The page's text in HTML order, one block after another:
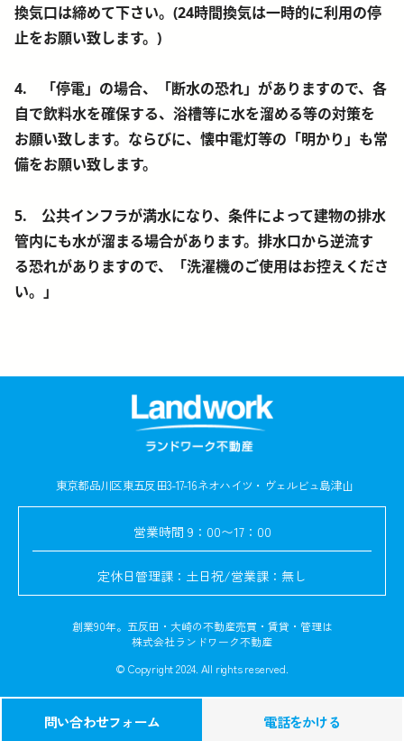
換気口は締めて下さい。(24時間換気は一時的に利用の停
止をお願い致します。)
4. 「停電」の場合、「断水の恐れ」がありますので、各
自で飲料水を確保する、浴槽等に水を溜める等の対策を
お願い致します。ならびに、懐中電灯等の「明かり」も常
備をお願い致します。
5. 公共インフラが満水になり、条件によって建物の排水
管内にも水が溜まる場合があります。排水口から逆流す
る恐れがありますので、「洗濯機のご使用はお控えくださ
い。」
問い合わせフォーム 電話をかける
東京都品川区東五反田3-17-16ネオハイツ・ヴェルビュ島津山
営業時間 9：00〜17：00
定休日管理課：土日祝/営業課：無し
創業90年。五反田・大崎の不動産売買・賃貸・管理は
株式会社ランドワーク不動産
© Copyright 2024. All rights reserved.